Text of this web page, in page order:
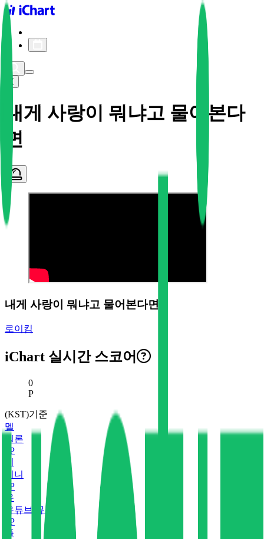
iChart logo
내게 사랑이 뭐냐고 물어본다
면
내게 사랑이 뭐냐고 물어본다면
로이킴
iChart 실시간 스코어
현재 스코어
0
P
(KST)기준
멜
멜론
P
지니
P
유
유튜브 뮤직
P
플